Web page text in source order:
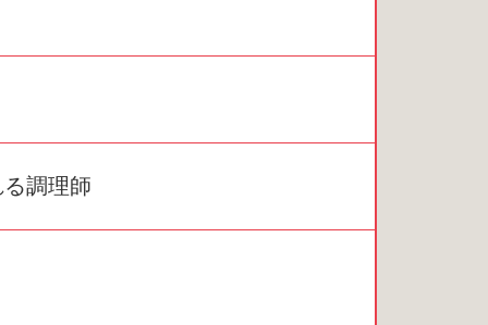
調理師